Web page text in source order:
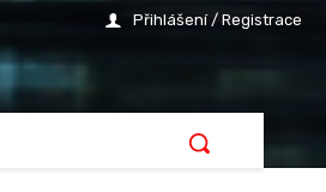
Přihlášení / Registrace